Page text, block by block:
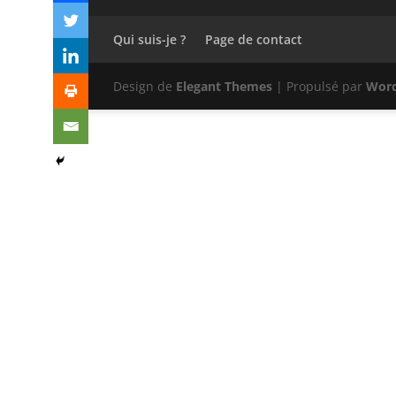
Qui suis-je ? Page de contact
Design de Elegant Themes| Propulsé par